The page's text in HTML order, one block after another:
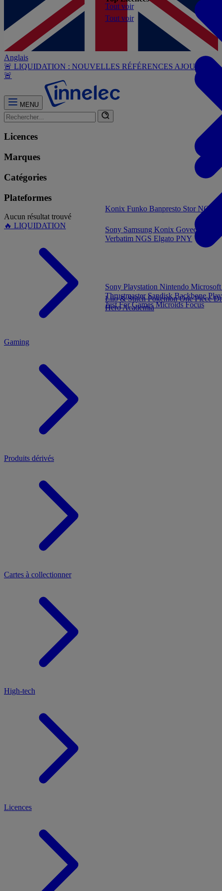
Anglais
🚨 LIQUIDATION : NOUVELLES RÉFÉRENCES AJOUTÉES
🚨
MENU
Licences
Marques
Catégories
Plateformes
Aucun résultat trouvé
🔥 LIQUIDATION
Konix Funko Banpresto Stor
Gaming
Tout voir
Sony Playstation Nintendo
Thrustmaster SandiskBackbone
Just For GamesMicroidsFocus
Produits dérivés
Tout voir
Lilo & StitchPokémonOne Piece
Hero Academia
Cartes à collectionner
High-tech
Sony Samsung Konix Govee
Verbatim NGS Elgato PNY
Licences